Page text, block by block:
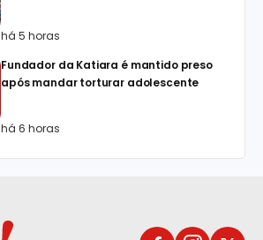
há 5 horas
Fundador da Katiara é mantido preso
após mandar torturar adolescente
há 6 horas